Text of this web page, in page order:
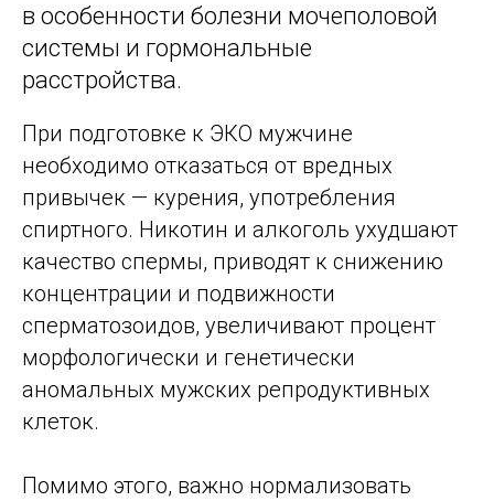
в особенности болезни мочеполовой
системы и гормональные
расстройства.
При подготовке к ЭКО мужчине
необходимо отказаться от вредных
привычек — курения, употребления
спиртного. Никотин и алкоголь ухудшают
качество спермы, приводят к снижению
концентрации и подвижности
сперматозоидов, увеличивают процент
морфологически и генетически
аномальных мужских репродуктивных
клеток.
Помимо этого, важно нормализовать